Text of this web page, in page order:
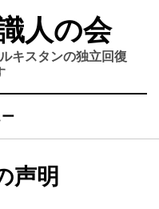
人の会
キスタンの独立回復
声明